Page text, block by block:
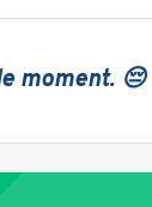
moment. 😔